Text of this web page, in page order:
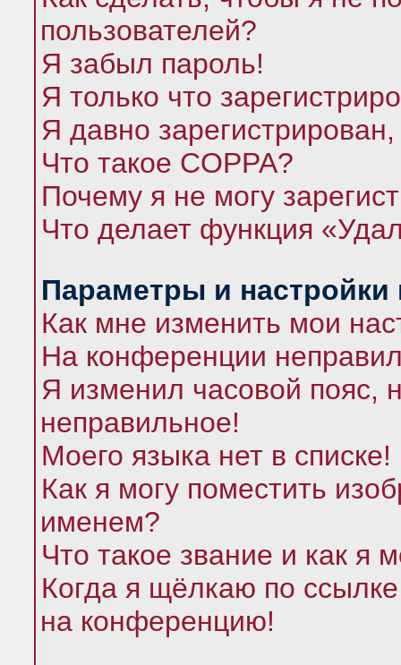
пользователей?
Я забыл пароль!
Я только что
Я давно
Что такое COPPA?
Почему я не могу
Что делает функция
Параметры и настройки
Как мне изменить мои
На конференции
Я изменил часовой пояс,
неправильное!
Моего языка нет в списке!
Как я могу поместить
именем?
Что такое звание и как я
Когда я щёлкаю по
на конференцию!